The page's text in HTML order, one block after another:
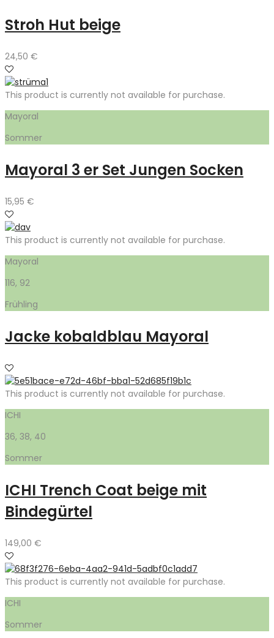
Stroh Hut beige
24,50 €
This product is currently not available for purchase.
Mayoral
Sommer
Mayoral 3 er Set Jungen Socken
15,95 €
This product is currently not available for purchase.
Mayoral
116, 92
Frühling
Jacke kobaldblau Mayoral
This product is currently not available for purchase.
ICHI
36, 38, 40
Sommer
ICHI Trench Coat beige mit
Bindegürtel
149,00 €
This product is currently not available for purchase.
ICHI
Sommer